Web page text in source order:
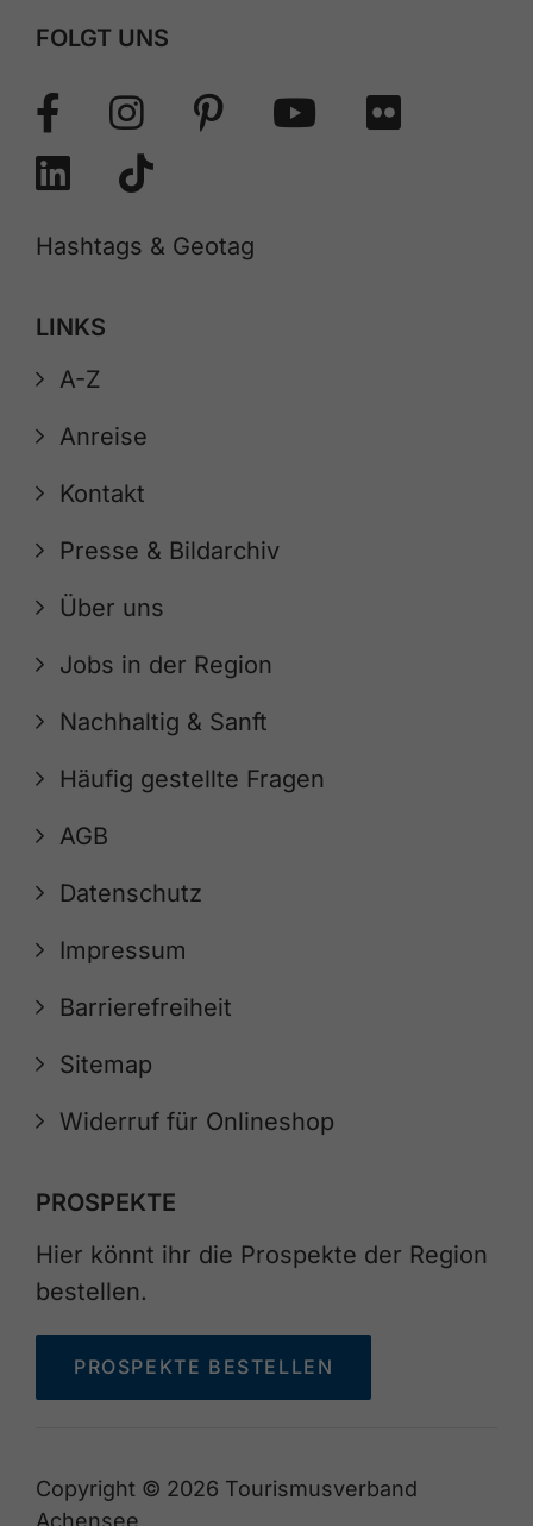
FOLGT UNS
Hashtags & Geotag
LINKS
A-Z
Anreise
Kontakt
Presse & Bildarchiv
Über uns
Jobs in der Region
Nachhaltig & Sanft
Häufig gestellte Fragen
AGB
Datenschutz
Impressum
Barrierefreiheit
Sitemap
Widerruf für Onlineshop
PROSPEKTE
Hier könnt ihr die Prospekte der Region
bestellen.
PROSPEKTE BESTELLEN
Copyright © 2026 Tourismusverband
Achensee